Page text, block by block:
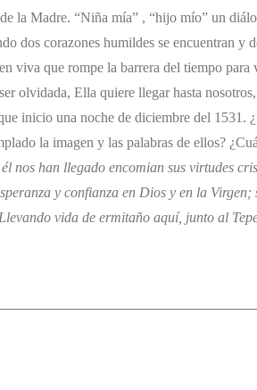
la Madre. “Niña mía” , “hijo mío” un
dos corazones humildes se encuentran y
viva que rompe la barrera del tiempo para
olvidada, Ella quiere llegar hasta
inicio una noche de diciembre del 1531.
la imagen y las palabras de ellos?
nos han llegado encomian sus virtudes
y confianza en Dios y en la
vida de ermitaño aquí, junto al